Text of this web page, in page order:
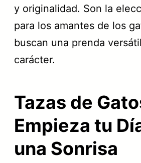
y originalidad. Son la
para los amantes de los
buscan una prenda
carácter.
Tazas de
Empieza tu
una Sonrisa